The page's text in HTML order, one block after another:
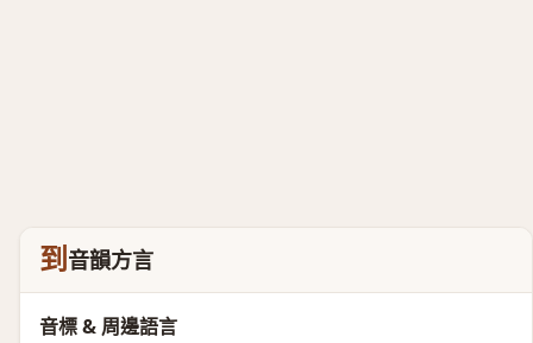
到 音韻方言
音標 & 周邊語言